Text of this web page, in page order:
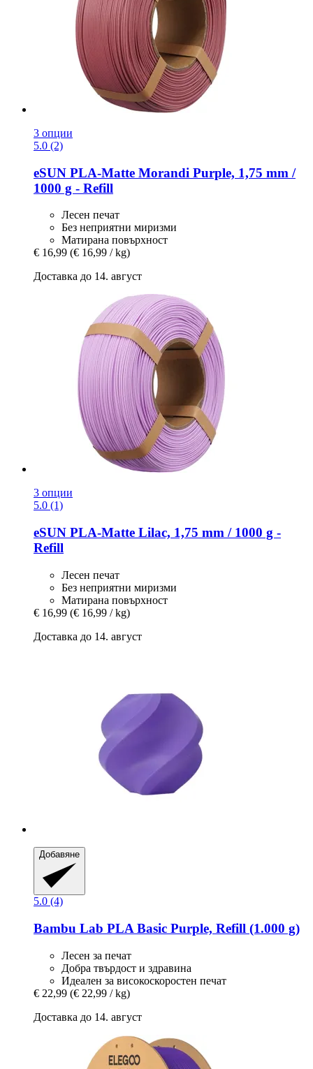
3 опции
5.0 (2)
eSUN PLA-​Matte Morandi Purple, 1,75 mm /
1000 g -​ Refill
Лесен печат
Без неприятни миризми
Матирана повърхност
€ 16,99 (€ 16,99 / kg)
Доставка до 14. август
3 опции
5.0 (1)
eSUN PLA-​Matte Lilac, 1,75 mm / 1000 g -​
Refill
Лесен печат
Без неприятни миризми
Матирана повърхност
€ 16,99 (€ 16,99 / kg)
Доставка до 14. август
Добавяне
5.0 (4)
Bambu Lab PLA Basic Purple, Refill (1.000 g)
Лесен за печат
Добра твърдост и здравина
Идеален за високоскоростен печат
€ 22,99 (€ 22,99 / kg)
Доставка до 14. август